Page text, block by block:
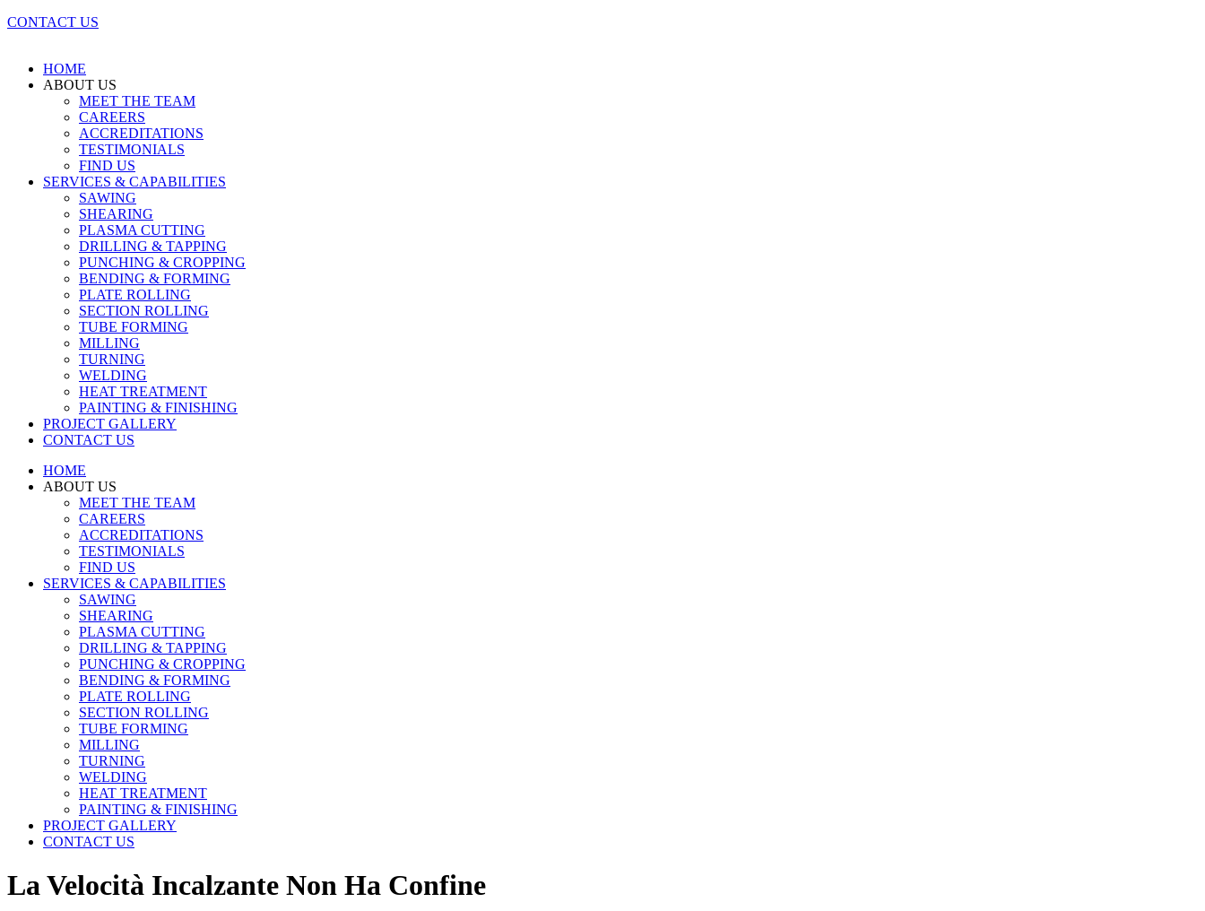
CONTACT US
HOME
ABOUT US
MEET THE TEAM
CAREERS
ACCREDITATIONS
TESTIMONIALS
FIND US
SERVICES & CAPABILITIES
SAWING
SHEARING
PLASMA CUTTING
DRILLING & TAPPING
PUNCHING & CROPPING
BENDING & FORMING
PLATE ROLLING
SECTION ROLLING
TUBE FORMING
MILLING
TURNING
WELDING
HEAT TREATMENT
PAINTING & FINISHING
PROJECT GALLERY
CONTACT US
HOME
ABOUT US
MEET THE TEAM
CAREERS
ACCREDITATIONS
TESTIMONIALS
FIND US
SERVICES & CAPABILITIES
SAWING
SHEARING
PLASMA CUTTING
DRILLING & TAPPING
PUNCHING & CROPPING
BENDING & FORMING
PLATE ROLLING
SECTION ROLLING
TUBE FORMING
MILLING
TURNING
WELDING
HEAT TREATMENT
PAINTING & FINISHING
PROJECT GALLERY
CONTACT US
La Velocità Incalzante Non Ha Confine